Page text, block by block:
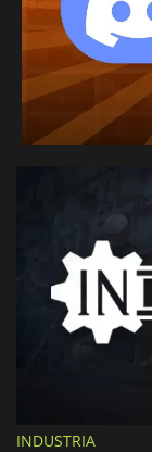
INDUSTRIA